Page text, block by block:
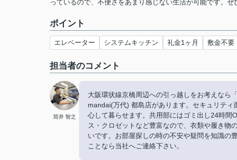
っているので、不便さをあまり感じない生活が可能です。
ポイント
エレベーター システムキッチン 礼金1ヶ月 敷金不要
担当者のコメント
筒井 智之
大阪環状線京橋周辺への引っ越しをお考えなら
mandai(万代) 都島店があります。セキュリテ
心して暮らせます。共用部にはゴミ出し24時間
ス・クロゼットなど豊富なので、衣類や履き物
いです。お部屋探しの時の不安や疑問を知識の
ことなら当社へご連絡下さい。